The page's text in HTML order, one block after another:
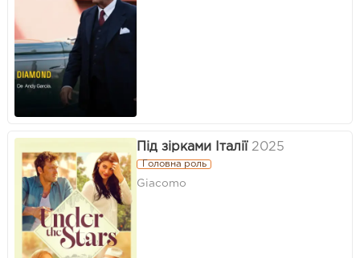
Під зірками Італії 2025
Головна роль
Giacomo